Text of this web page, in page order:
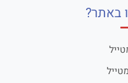
באתר?